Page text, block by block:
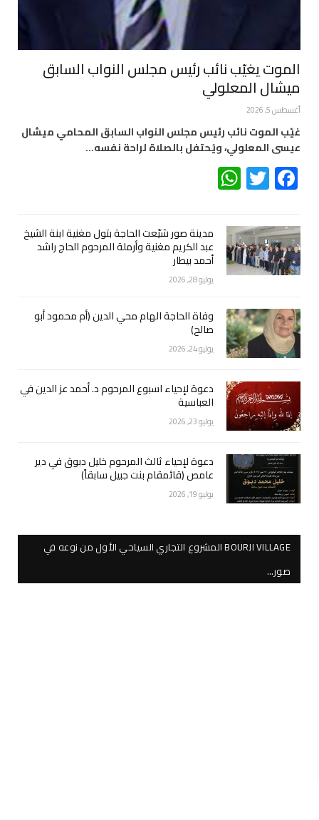
الموت يغيّب نائب رئيس مجلس النواب السابق
ميشال المعلولي
أغسطس 5, 2026
غيّب الموت نائب رئيس مجلس النواب السابق المحامي ميشال
عيسى المعلولي، ويُحتفل بالصلاة لراحة نفسه…
Facebook
Twitter
مدينة صور شيّعت الحاجة بتول مغنية ابنة الشيخ
عبد الكريم مغنية وأرملة المرحوم الحاج راشد
أحمد بيطار
يوليو 28, 2026
وفاة الحاجة الهام محي الدين (أم محمود أبو
صالح)
يوليو 24, 2026
دعوة لإحياء اسبوع المرحوم د. أحمد عز الدين في
العباسية
يوليو 23, 2026
دعوة لإحياء ثالث المرحوم خليل دبوق في دير
عامص (قائمقام بنت جبيل سابقاً)
يوليو 19, 2026
BOURJI VILLAGE المشروع التجاري السياحي الأول من نوعه في
صور…